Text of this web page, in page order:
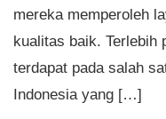
mereka memperoleh
kualitas baik. Terlebih
terdapat pada salah
Indonesia yang […]